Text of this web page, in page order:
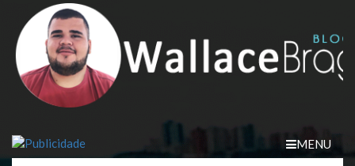
content
MENU